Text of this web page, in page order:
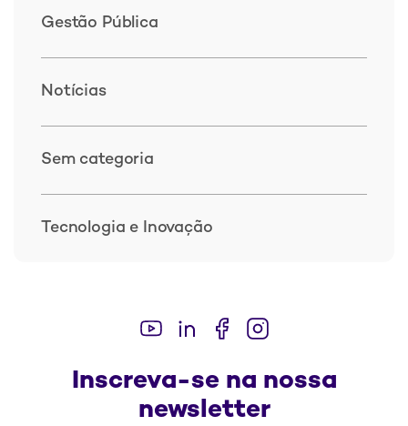
Gestão Pública
Notícias
Sem categoria
Tecnologia e Inovação
Inscreva-se na nossa
newsletter